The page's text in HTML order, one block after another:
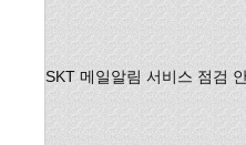
SKT 메일알림 서비스 점검